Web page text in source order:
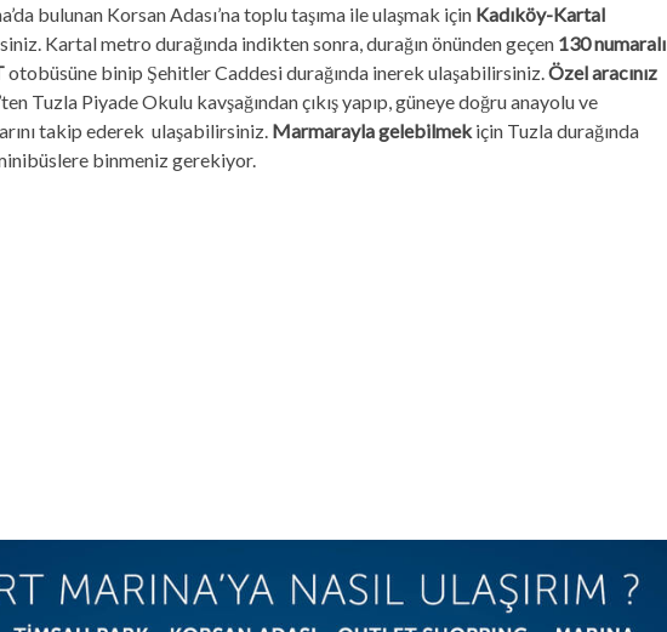
bulunan Korsan Adası’na toplu taşıma ile ulaşmak için Kadıköy-Kartal
Kartal metro durağında indikten sonra, durağın önünden geçen 130 numaralı
otobüsüne binip Şehitler Caddesi durağında inerek ulaşabilirsiniz.Özel aracınız
Tuzla Piyade Okulu kavşağından çıkış yapıp, güneye doğru anayolu ve
takip ederek ulaşabilirsiniz. Marmarayla gelebilmekiçin Tuzla durağında
binmeniz gerekiyor.